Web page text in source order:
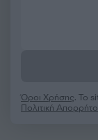
Όροι Χρήσης. Το
Πολιτική